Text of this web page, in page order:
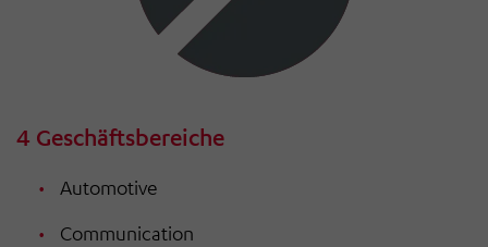
4 Geschäftsbereiche
Automotive
Communication